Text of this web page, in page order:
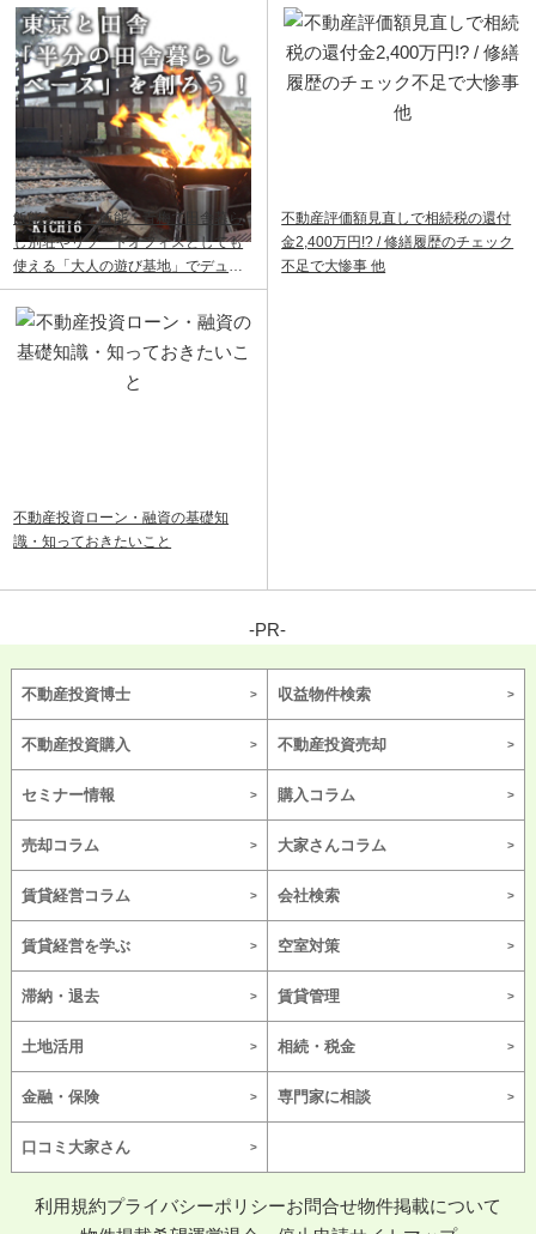
飯能ベース｜飯能・青梅で田舎暮ら
し別荘やリゾートオフィスとしても
使える「大人の遊び基地」でデュア
ルライフ
不動産評価額見直しで相続税の還付
金2,400万円!? / 修繕履歴のチェック
不足で大惨事 他
不動産投資ローン・融資の基礎知
識・知っておきたいこと
-PR-
不動産投資博士 収益物件検索
不動産投資購入 不動産投資売却
セミナー情報 購入コラム
売却コラム 大家さんコラム
賃貸経営コラム 会社検索
賃貸経営を学ぶ 空室対策
滞納・退去 賃貸管理
土地活用 相続・税金
金融・保険 専門家に相談
口コミ大家さん
利用規約プライバシーポリシーお問合せ物件掲載について